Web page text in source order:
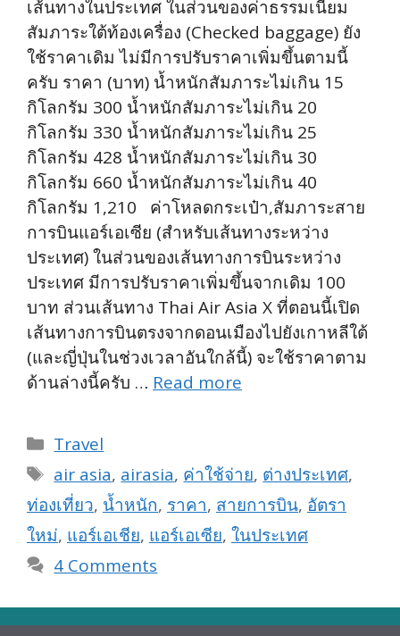
เส้นทางในประเทศ ในส่วนของค่าธรรมเนียม
สัมภาระใต้ท้องเครื่อง (Checked baggage) ยัง
ใช้ราคาเดิม ไม่มีการปรับราคาเพิ่มขึ้นตามนี้
ครับ ราคา (บาท) น้ำหนักสัมภาระไม่เกิน 15
กิโลกรัม 300 น้ำหนักสัมภาระไม่เกิน 20
กิโลกรัม 330 น้ำหนักสัมภาระไม่เกิน 25
กิโลกรัม 428 น้ำหนักสัมภาระไม่เกิน 30
กิโลกรัม 660 น้ำหนักสัมภาระไม่เกิน 40
กิโลกรัม 1,210 ค่าโหลดกระเป๋า,สัมภาระสาย
การบินแอร์เอเซีย (สำหรับเส้นทางระหว่าง
ประเทศ) ในส่วนของเส้นทางการบินระหว่าง
ประเทศ มีการปรับราคาเพิ่มขึ้นจากเดิม 100
บาท ส่วนเส้นทาง Thai Air Asia X ที่ตอนนี้เปิด
เส้นทางการบินตรงจากดอนเมืองไปยังเกาหลีใต้
(และญี่ปุ่นในช่วงเวลาอันใกล้นี้) จะใช้ราคาตาม
ด้านล่างนี้ครับ … Read more
Categories
Travel
Tags
air asia, airasia, ค่าใช้จ่าย, ต่างประเทศ,
ท่องเที่ยว, น้ำหนัก, ราคา, สายการบิน, อัตรา
ใหม่, แอร์เอเชีย, แอร์เอเซีย, ในประเทศ
4 Comments